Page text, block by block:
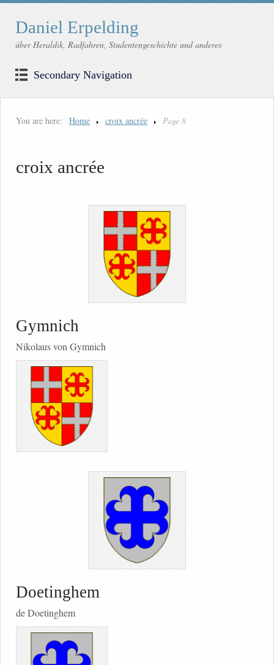
Daniel Erpelding
über Heraldik, Radfahren, Studentengeschichte und anderes
Secondary Navigation
You are here: Home croix ancrée Page 8
croix ancrée
Gymnich
Nikolaus von Gymnich
Doetinghem
de Doetinghem